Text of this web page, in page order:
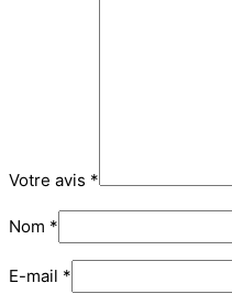
Votre avis *
Nom *
E-mail *